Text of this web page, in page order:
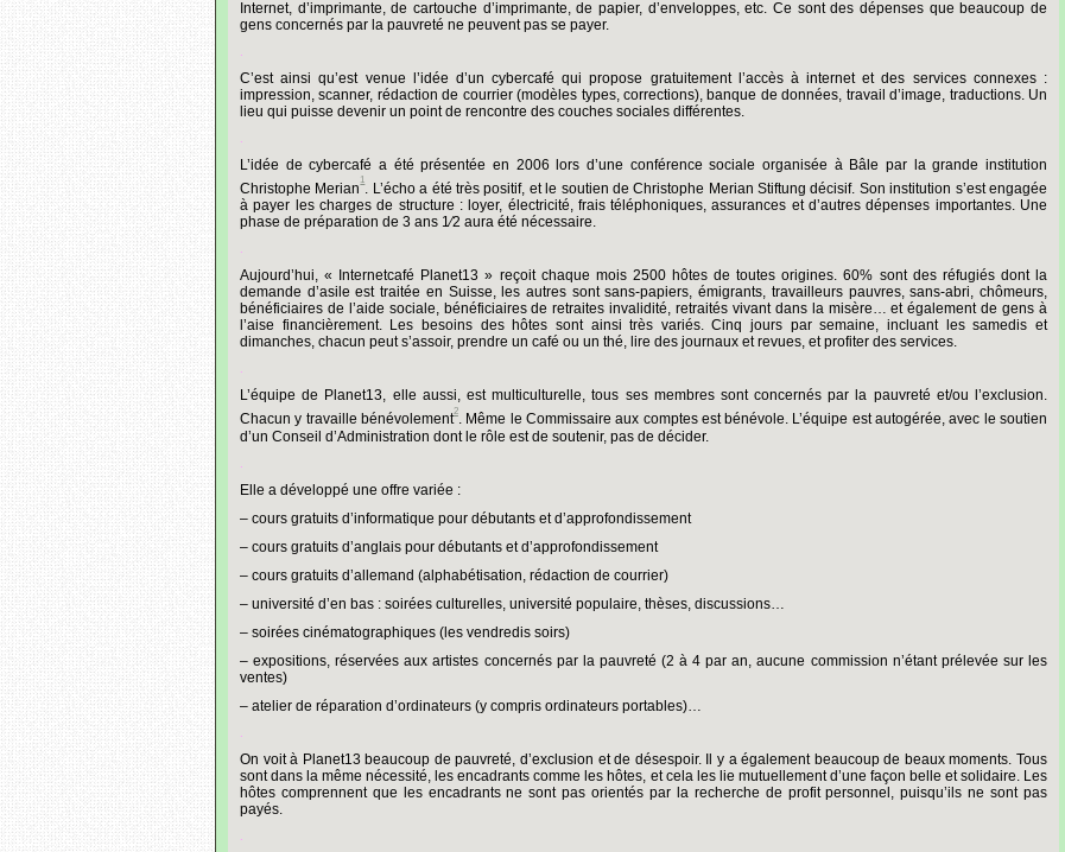
Internet, d’imprimante, de cartouche d’imprimante, de papier, d’enveloppes, etc. Ce sont des dépenses que beaucoup de
gens concernés par la pauvreté ne peuventpas se payer.
C’est ainsi qu’est venue l’idée d’un cybercafé qui propose gratuitement l’accès à internet et des services connexes :
impression, scanner, rédaction de courrier (modèles types, corrections), banque de données, travail d’image, traductions. Un
lieu qui puisse devenir un point de rencontre des couches sociales différentes.
L’idée de cybercafé a été présentée en 2006 lors d’une conférence sociale organisée à Bâle par la grande institution
Christophe Merian
1
. L’écho a été très positif, et le soutien de Christophe Merian Stiftung décisif. Son institution s’est engagée
à payer les charges de structure : loyer, électricité, frais téléphoniques, assurances et d’autres dépenses importantes. Une
phase de préparation de 3 ans 1⁄2 aura été nécessaire.
.
Aujourd’hui, « Internetcafé Planet13 » reçoit chaque mois 2500 hôtes de toutes origines. 60% sont des réfugiés dont la
demande d’asile est traitée en Suisse, les autres sont sans-papiers, émigrants, travailleurs pauvres, sans-abri, chômeurs,
bénéficiaires de l’aide sociale, bénéficiaires de retraites invalidité, retraités vivant dans la misère… et également de gens à
l’aise financièrement. Les besoins des hôtes sont ainsi très variés. Cinq jours par semaine, incluant les samedis et
dimanches, chacun peut s’assoir, prendre un café ou un thé, lire des journaux et revues, et profiter des services.
.
L’équipe de Planet13, elle aussi, est multiculturelle, tous ses membres sont concernés par la pauvreté et/ou l’exclusion.
Chacun y travaille bénévolement
2
. Même le Commissaire aux comptes est bénévole. L’équipe est autogérée, avec le soutien
d’un Conseil d’Administration dont le rôle est de soutenir, pas de décider.
Elle a développé une offre variée :
– cours gratuits d’informatique pour débutants et d’approfondissement
– cours gratuits d’anglais pour débutants et d’approfondissement
– cours gratuits d’allemand (alphabétisation, rédaction de courrier)
– université d’en bas : soirées culturelles, université populaire, thèses, discussions…
– soirées cinématographiques (les vendredis soirs)
– expositions, réservées aux artistes concernés par la pauvreté (2 à 4 par an, aucune commission n’étant prélevée sur les
ventes)
– atelier de réparation d’ordinateurs (y compris ordinateurs portables)…
On voit à Planet13 beaucoup de pauvreté, d’exclusion et de désespoir. Il y a également beaucoup de beaux moments. Tous
sont dans la même nécessité, les encadrants comme les hôtes, et cela les lie mutuellement d’une façon belle et solidaire. Les
hôtes comprennent que les encadrants ne sont pas orientés par la recherche de profit personnel, puisqu’ils ne sont pas
payés.